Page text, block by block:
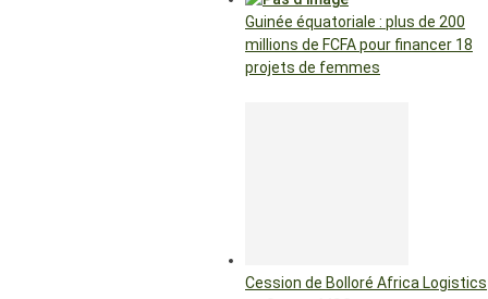
Guinée équatoriale : plus de 200
millions de FCFA pour financer 18
projets de femmes
Cession de Bolloré Africa Logistics